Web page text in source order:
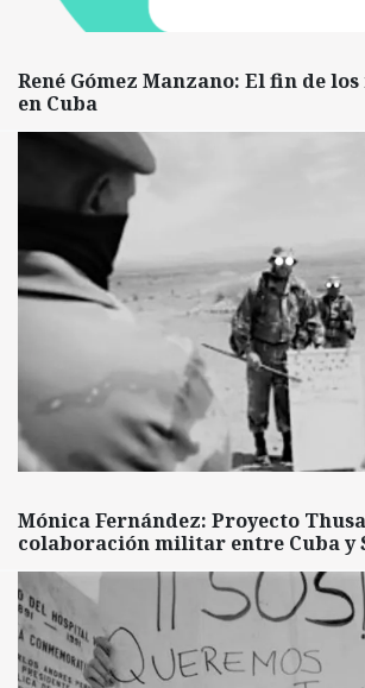
René Gómez Manzano: El fin de
en Cuba
Mónica Fernández: Proyecto
colaboración militar entre Cuba y